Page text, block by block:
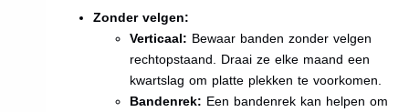
Zonder velgen:
Verticaal: Bewaar banden zonder velgen
rechtopstaand. Draai ze elke maand een
kwartslag om platte plekken te voorkomen.
Bandenrek: Een bandenrek kan helpen om